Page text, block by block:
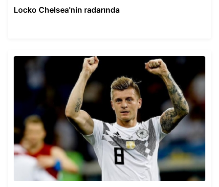
Locko Chelsea'nin radarında